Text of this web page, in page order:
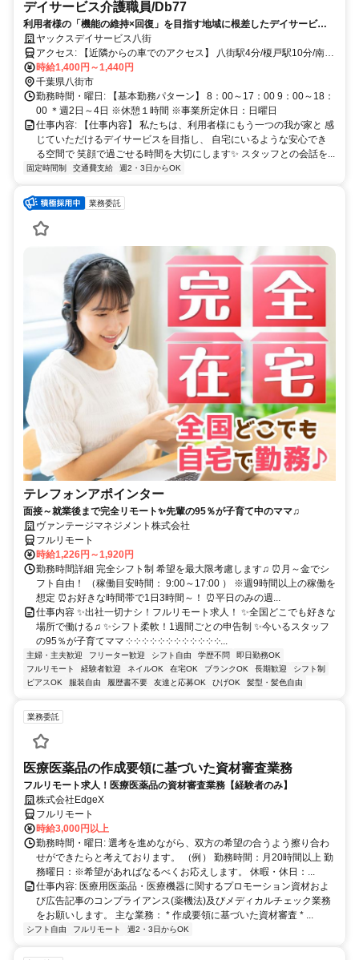
デイサービス介護職員/Db77
利用者様の「機能の維持×回復」を目指す地域に根差したデイサービス✨
週2日～4日勤務 ✨未経験も大歓迎 ✨土曜・祝日手当50円 ✨髪型・
髪色自由♪
ヤックスデイサービス八街
アクセス: 【近隣からの車でのアクセス】 八街駅4分/榎戸駅10分/南
酒々井駅17分 ※車通勤可
時給1,400円～1,440円
千葉県八街市
勤務時間・曜日: 【基本勤務パターン】 8：00～17：00 9：00～18：
00 ＊週2日～4日 ※休憩１時間 ※事業所定休日：日曜日
仕事内容: 【仕事内容】 私たちは、利用者様にもう一つの我が家と 感
じていただけるデイサービスを目指し、 自宅にいるような安心でき
る空間で 笑顔で過ごせる時間を大切にします✨ スタッフとの会話を...
固定時間制 交通費支給 週2・3日からOK
業務委託
テレフォンアポインター
面接～就業後まで完全リモート✨先輩の95％が子育て中のママ♫
ヴァンテージマネジメント株式会社
フルリモート
時給1,226円～1,920円
勤務時間詳細 完全シフト制 希望を最大限考慮します♫ ⏰月～金でシ
フト自由！ （稼働目安時間： 9:00～17:00 ） ※週9時間以上の稼働を
想定 ⏰お好きな時間帯で1日3時間～！ ⏰平日のみの週...
仕事内容 ✨出社一切ナシ！フルリモート求人！ ✨全国どこでも好きな
場所で働ける♫ ✨シフト柔軟！1週間ごとの申告制 ✨今いるスタッフ
の95％が子育てママ ༶ ༶ ༶ ༶ ༶ ༶ ༶ ༶ ༶ ༶ ༶ ༶...
主婦・主夫歓迎 フリーター歓迎 シフト自由 学歴不問
即日勤務OK
フルリモート
経験者歓迎 ネイルOK 在宅OK ブランクOK 長期歓迎
シフト制
ピアスOK
服装自由 履歴書不要 友達と応募OK ひげOK 髪型・髪色自由
業務委託
医療医薬品の作成要領に基づいた資材審査業務
フルリモート求人！医療医薬品の資材審査業務【経験者のみ】
株式会社EdgeX
フルリモート
時給3,000円以上
勤務時間・曜日: 選考を進めながら、双方の希望の合うよう擦り合わ
せができたらと考えております。 （例） 勤務時間：月20時間以上 勤
務曜日：※希望があればなるべくお応えします。 休暇・休日：...
仕事内容: 医療用医薬品・医療機器に関するプロモーション資材およ
び広告記事のコンプライアンス(薬機法)及びメディカルチェック業務
をお願いします。 主な業務： * 作成要領に基づいた資材審査 * ...
シフト自由 フルリモート 週2・3日からOK